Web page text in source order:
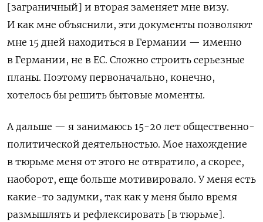
[заграничный] и вторая заменяет мне визу.
И как мне объяснили, эти документы позволяют
мне 15 дней находиться в Германии — именно
в Германии, не в ЕС. Сложно строить серьезные
планы. Поэтому первоначально, конечно,
хотелось бы решить бытовые моменты.
А дальше — я занимаюсь 15-20 лет общественно-
политической деятельностью. Мое нахождение
в тюрьме меня от этого не отвратило, а скорее,
наоборот, еще больше мотивировало. У меня есть
какие-то задумки, так как у меня было время
размышлять и рефлексировать [в тюрьме].